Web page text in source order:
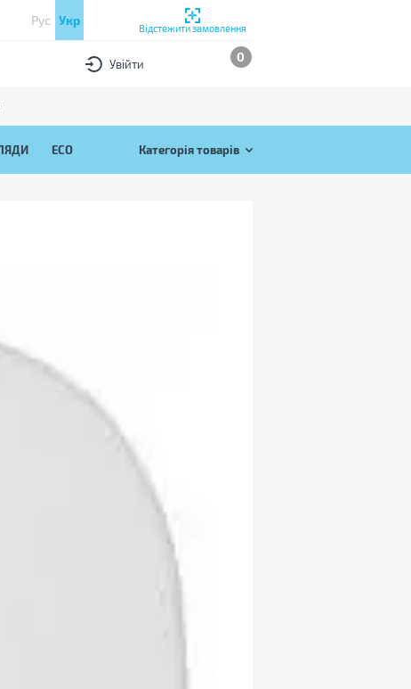
Рус Укр
Відстежити замовлення
Увійти 0
ECO Категорія товарів